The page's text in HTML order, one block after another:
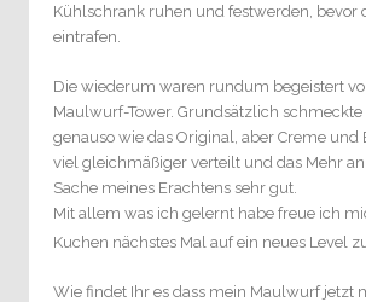
Kühlschrank ruhen und festwerden, bevor
eintrafen.
Die wiederum waren rundum begeistert
Maulwurf-Tower. Grundsätzlich
genauso wie das Original, aber Creme und
viel gleichmäßiger verteilt und das Mehr
Sache meines Erachtens sehr gut.
Mit allem was ich gelernt habe freue ich
Kuchen nächstes Mal auf ein neues Level
Wie findet Ihr es dass mein Maulwurf jetzt